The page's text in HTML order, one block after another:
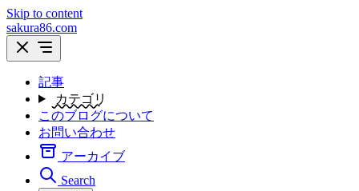
Skip to content
sakura86.com
記事
カテゴリ
このブログについて
お問い合わせ
アーカイブ
Search